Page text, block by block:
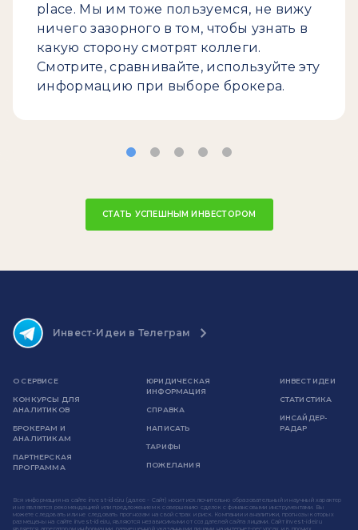
place. Мы им тоже пользуемся, не вижу
ничего зазорного в том, чтобы узнать в
какую сторону смотрят коллеги.
Смотрите, сравнивайте, используйте эту
информацию при выборе брокера.
СТАТЬ УСПЕШНЫМ ИНВЕСТОРОМ
Инвест-Идеи в Телеграм
О СЕРВИСЕ
КОНКУРСЫ ДЛЯ
АНАЛИТИКОВ
БРОКЕРАМ И
АНАЛИТИКАМ
ПАРТНЕРСКАЯ
ПРОГРАММА
ЮРИДИЧЕСКАЯ
ИНФОРМАЦИЯ
СПРАВКА
НАПИСАТЬ
ТАРИФЫ
ПОЖЕЛАНИЯ
ИНВЕСТ ИДЕИ
СТАТИСТИКА
ИНСАЙДЕР-
РАДАР
Вся информация на сайте invest-idei.ru (далее - Сайт) носит исключительно образовательный и научный характер
и не является рекомендацией или предложением к совершению сделок с финансовыми инструментами. Вы
можете следовать или не следовать прогнозам на свой страх и риск. Компании и аналитики, прогнозы которых
размещены на сайте invest-idei.ru, являются независимыми от создателей сайта лицами. Сайт invest-idei.ru